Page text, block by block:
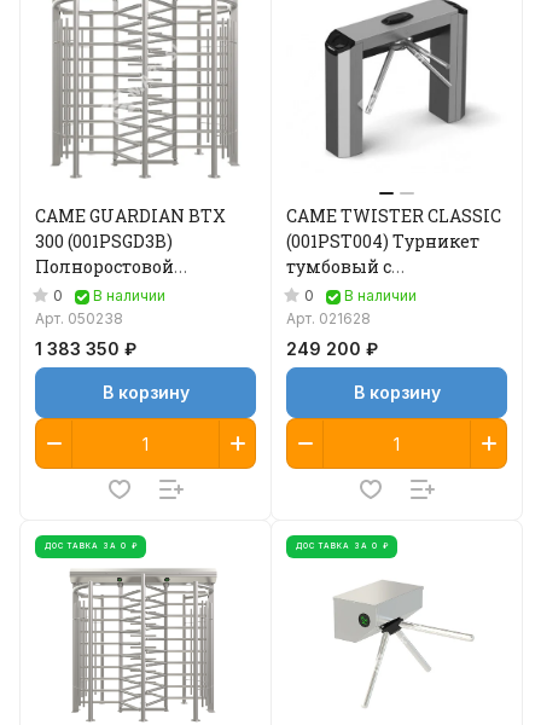
CAME GUARDIAN BTX
300 (001PSGD3B)
Полноростовой
турникет
двухпроходный,
трехсекционный
0
В наличии
Арт. 050238
1 383 350 ₽
В корзину
CAME TWISTER CLASSIC
(001PST004) Турникет
тумбовый с
автоматической
антипаникой
0
В наличии
Арт. 021628
249 200 ₽
В корзину
ДОСТАВКА ЗА 0 ₽ ДОСТАВКА ЗА 0 ₽